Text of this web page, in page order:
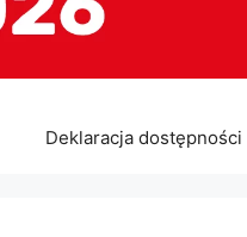
Deklaracja dostępności